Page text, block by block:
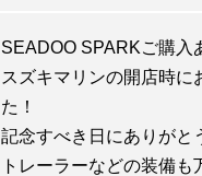
SEADOO SPARKご購入
スズキマリンの開店時に
た！
記念すべき日にありがと
トレーラーなどの装備も